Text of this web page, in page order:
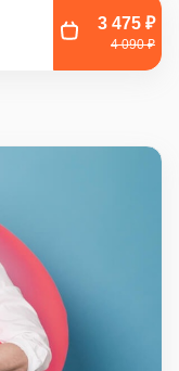
и флг - 1 час
3 475 ₽
4 090 ₽